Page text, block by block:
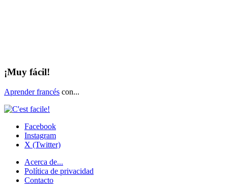
¡Muy fácil!
Aprender francés con...
Facebook
Instagram
X (Twitter)
Acerca de...
Política de privacidad
Contacto